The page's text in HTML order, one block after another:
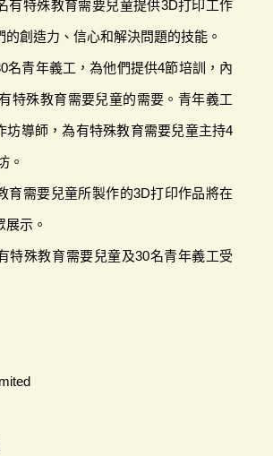
有特殊教育需要兒童提供3D打印工作
的創造力、信心和解決問題的技能。
名青年義工，為他們提供4節培訓，內
特殊教育需要兒童的需要。青年義工
坊導師，為有特殊教育需要兒童主持4
。
育需要兒童所製作的3D打印作品將在
展示。
特殊教育需要兒童及30名青年義工受